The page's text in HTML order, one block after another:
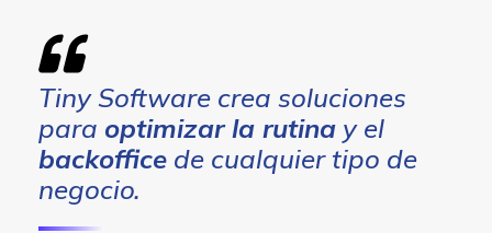
Tiny Software crea soluciones
para optimizar la rutina y el
backoffice de cualquier tipo de
negocio.